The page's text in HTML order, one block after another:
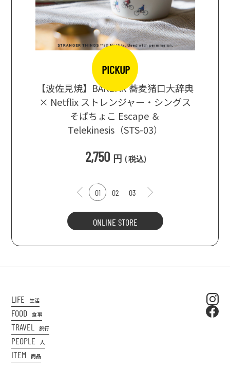
PICKUP
【波佐見焼】BARBAR 蕎麦猪口大辞典
× Netflix ストレンジャー・シングス
そばちょこ Escape ＆
Telekinesis（STS-03）
2,750 円 (税込)
01 02 03
ONLINE STORE
LIFE 生活
FOOD 食事
TRAVEL 旅行
PEOPLE 人
ITEM 商品